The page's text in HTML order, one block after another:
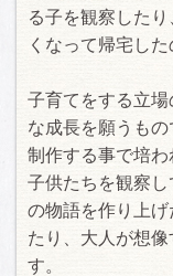
る子を観察した
くなって帰宅した
子育てをする立
な成長を願うもの
制作する事で培わ
子供たちを観察
の物語を作り上
たり、大人が想
す。